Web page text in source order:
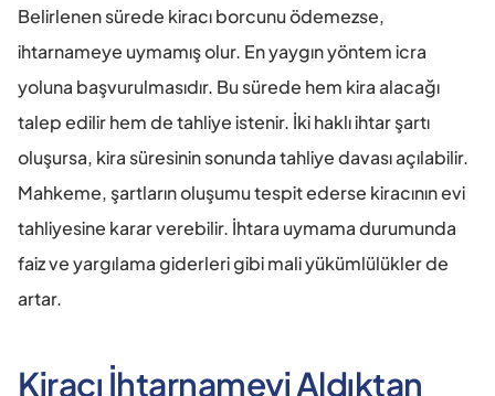
Belirlenen sürede kiracı borcunu ödemezse,
ihtarnameye uymamış olur. En yaygın yöntem icra
yoluna başvurulmasıdır. Bu sürede hem kira alacağı
talep edilir hem de tahliye istenir. İki haklı ihtar şartı
oluşursa, kira süresinin sonunda tahliye davası açılabilir.
Mahkeme, şartların oluşumu tespit ederse kiracının evi
tahliyesine karar verebilir. İhtara uymama durumunda
faiz ve yargılama giderleri gibi mali yükümlülükler de
artar.
Kiracı İhtarnameyi Aldıktan